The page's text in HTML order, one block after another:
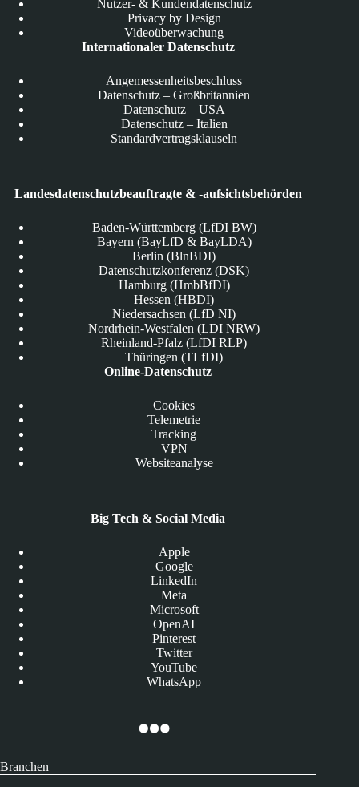
Nutzer- & Kundendatenschutz
Privacy by Design
Videoüberwachung
Internationaler Datenschutz
Angemessenheitsbeschluss
Datenschutz – Großbritannien
Datenschutz – USA
Datenschutz – Italien
Standardvertragsklauseln
Landesdatenschutzbeauftragte & -aufsichtsbehörden
Baden-Württemberg (LfDI BW)
Bayern (BayLfD & BayLDA)
Berlin (BlnBDI)
Datenschutzkonferenz (DSK)
Hamburg (HmbBfDI)
Hessen (HBDI)
Niedersachsen (LfD NI)
Nordrhein-Westfalen (LDI NRW)
Rheinland-Pfalz (LfDI RLP)
Thüringen (TLfDI)
Online-Datenschutz
Cookies
Telemetrie
Tracking
VPN
Websiteanalyse
Big Tech & Social Media
Apple
Google
LinkedIn
Meta
Microsoft
OpenAI
Pinterest
Twitter
YouTube
WhatsApp
Branchen